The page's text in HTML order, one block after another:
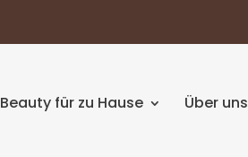
Beauty für zu Hause Über uns